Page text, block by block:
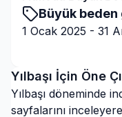
Büyük
1 Ocak 2025 - 31
Yılbaşı İçin Öne
Yılbaşı döneminde
sayfalarını